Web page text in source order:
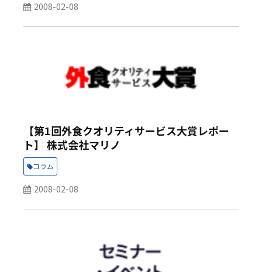
2008-02-08
【第1回外食クオリティサービス大賞レポー
ト】 株式会社マリノ
コラム
2008-02-08